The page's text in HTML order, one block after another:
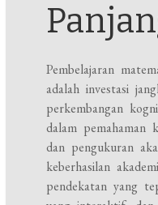
Pembelajaran
adalah investasi
perkembangan
dalam pemahaman
dan pengukuran
keberhasilan
pendekatan yang